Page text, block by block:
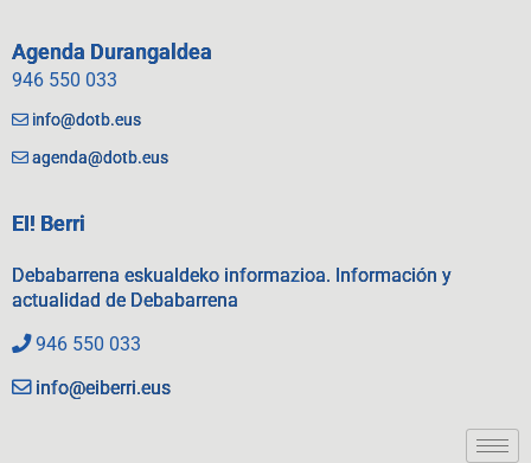
Agenda Durangaldea
946 550 033
info@dotb.eus
agenda@dotb.eus
EI! Berri
Debabarrena eskualdeko informazioa. Información y
actualidad de Debabarrena
946 550 033
info@eiberri.eus